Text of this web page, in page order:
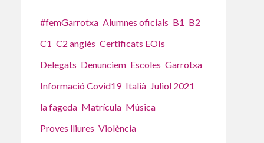
#femGarrotxa Alumnes oficials B1 B2
C1 C2 anglès Certificats EOIs
Delegats Denunciem Escoles Garrotxa
Informació Covid19 Italià Juliol 2021
la fageda Matrícula Música
Proves lliures Violència